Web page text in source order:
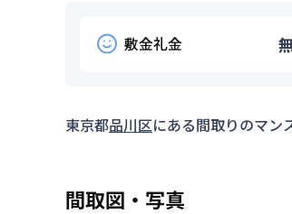
敷金礼金
東京都品川区にある間取りのマン
間取図・写真